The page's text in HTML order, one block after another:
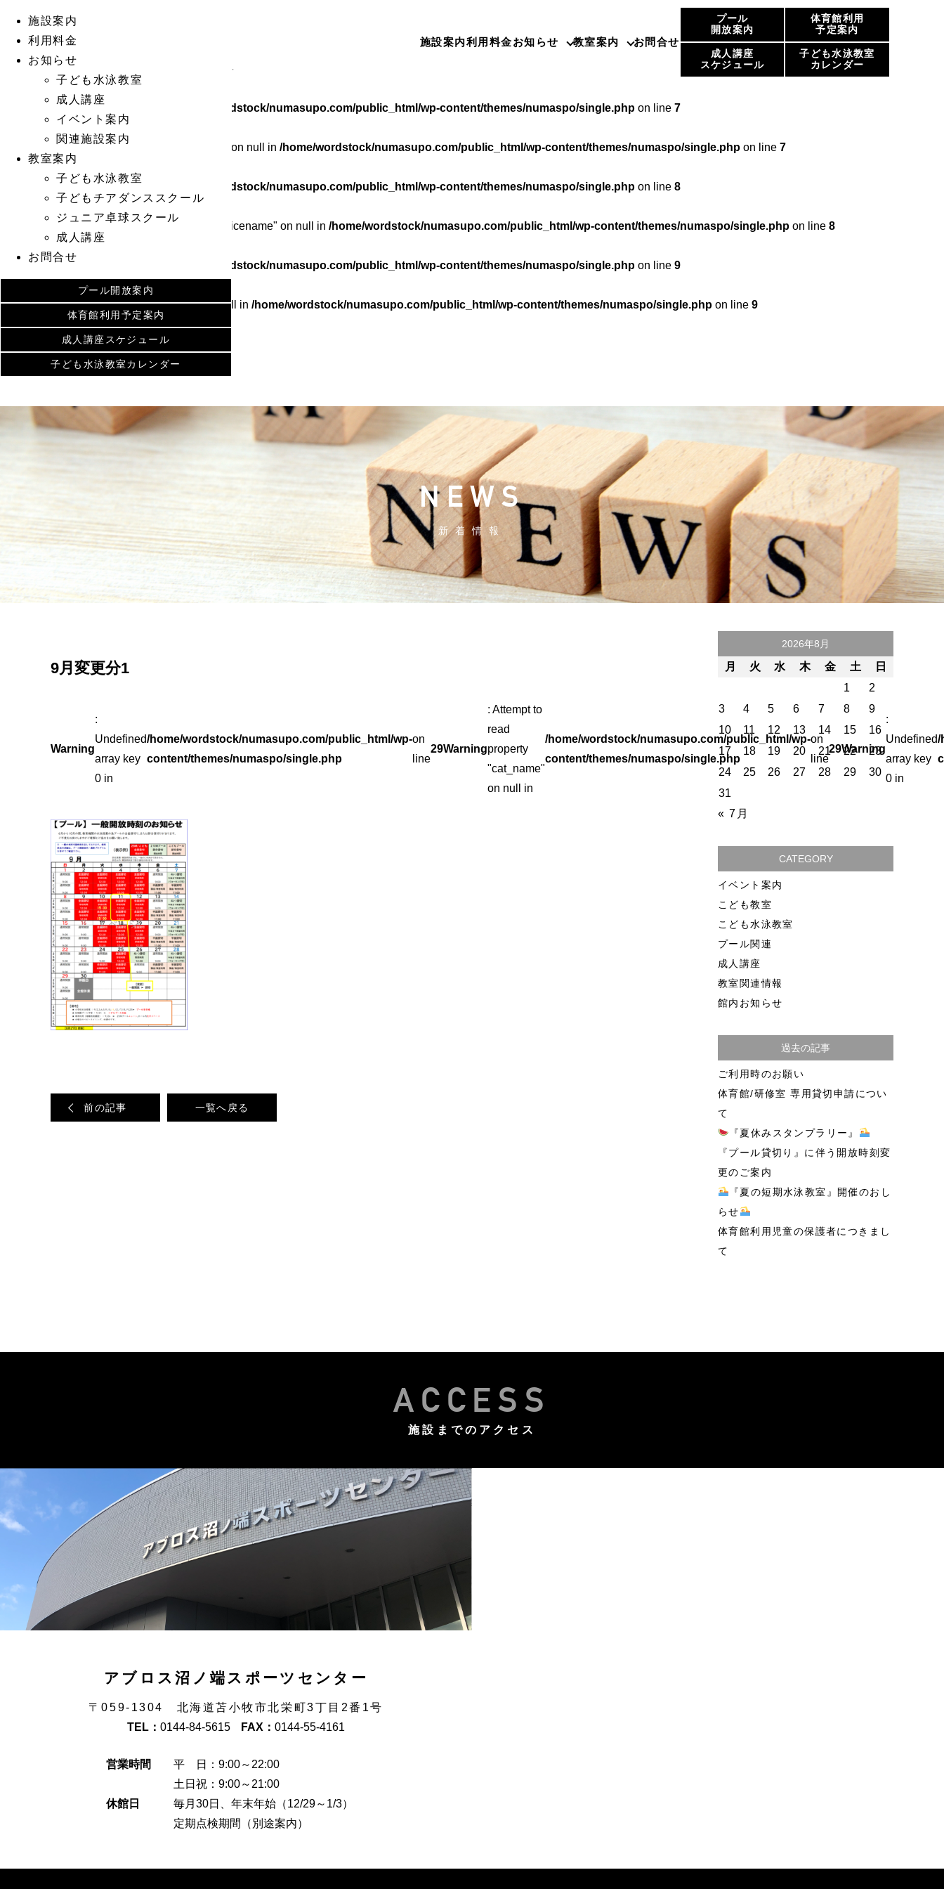
施設案内利用料金お知らせ 教室案内 お問合せ
プール
開放案内
体育館利用
予定案内
成人講座
スケジュール
子ども水泳教室
カレンダー
施設案内
利用料金
お知らせ
子ども水泳教室
成人講座
イベント案内
関連施設案内
教室案内
子ども水泳教室
子どもチアダンススクール
ジュニア卓球スクール
成人講座
お問合せ
プール開放案内
体育館利用予定案内
成人講座スケジュール
子ども水泳教室カレンダー
Warning: Undefined array key 0 in
Warning: Attempt to read property "cat_ID" on null in /home/wordstock/numasupo.com/public_html/wp-content/themes/numaspo/single.phpon line6
: Undefined array key 0 in /home/wordstock/numasupo.com/public_html/wp-content/themes/numaspo/single.php on line 7
: Attempt to read property "cat_name" on null in /home/wordstock/numasupo.com/public_html/wp-content/themes/numaspo/single.php on line 7
: Undefined array key 0 in /home/wordstock/numasupo.com/public_html/wp-content/themes/numaspo/single.php on line 8
: Attempt to read property "category_nicename" on null in /home/wordstock/numasupo.com/public_html/wp-content/themes/numaspo/single.php on line 8
Warning : Undefined array key 0 in /home/wordstock/numasupo.com/public_html/wp-content/themes/numaspo/single.php on line 9
Warning: Attempt to read property "slug" on null in /home/wordstock/numasupo.com/public_html/wp-content/themes/numaspo/single.php on line 9
NEWS
新着情報
9月変更分1
Warning
:
Undefined
array key
0 in
/home/wordstock/numasupo.com/public_html/wp-
content/themes/numaspo/single.php
on
line
29Warning
: Attempt to
read
property
"cat_name"
on null in
/home/wordstock/numasupo.com/public_html/wp-
content/themes/numaspo/single.php
on
line
29Warning
:
Undefined
array key
0 in
/
前の記事 一覧へ戻る
2026年8月
月 火 水 木 金 土
日
1
2
3
4 5 6 7 8
9
10
11 12 13 14 15
16
17
18 19 20 21 22
23
24
25 26 27 28 29
30
31
« 7月
CATEGORY
イベント案内
こども教室
こども水泳教室
プール関連
成人講座
教室関連情報
館内お知らせ
過去の記事
ご利用時のお願い
体育館/研修室 専用貸切申請につい
て
『夏休みスタンプラリー』
『プール貸切り』に伴う開放時刻変
更のご案内
『夏の短期水泳教室』開催のおし
らせ
体育館利用児童の保護者につきまし
て
ACCESS
施設までのアクセス
アブロス沼ノ端スポーツセンター
〒059-1304 北海道苫小牧市北栄町3丁目2番1号
TEL： 0144-84-5615 FAX： 0144-55-4161
営業時間 平 日：9:00～22:00
土日祝：9:00～21:00
休館日 毎月30日、年末年始（12/29～1/3）
定期点検期間（別途案内）